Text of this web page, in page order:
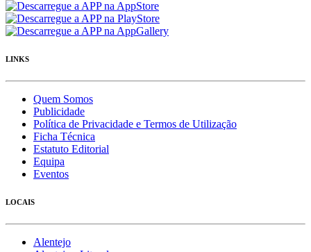
LINKS
Quem Somos
Publicidade
Política de Privacidade e Termos de Utilização
Ficha Técnica
Estatuto Editorial
Equipa
Eventos
LOCAIS
Alentejo